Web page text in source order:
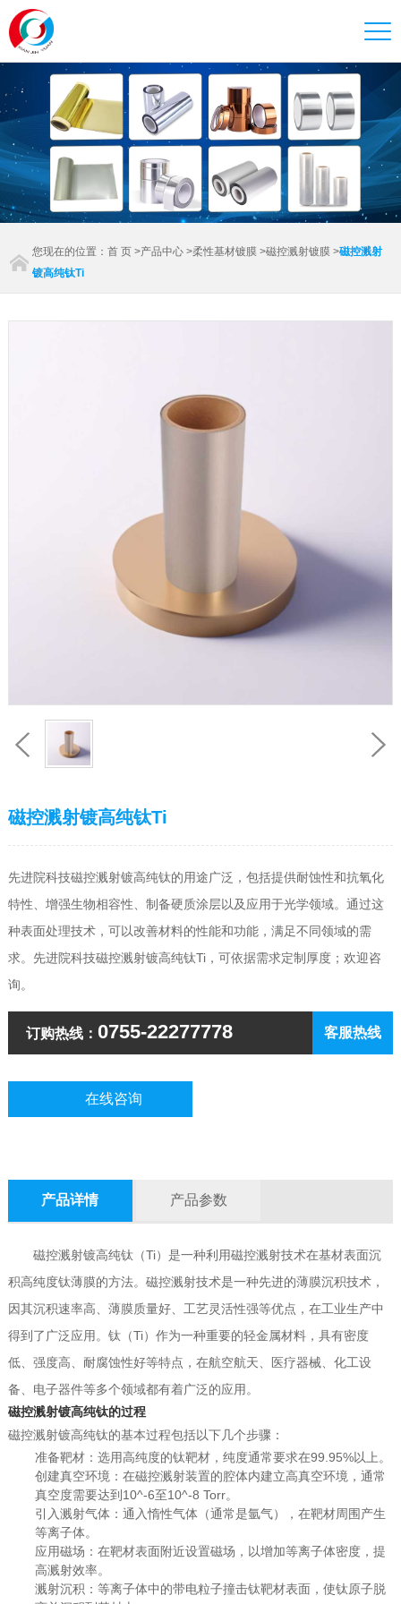
您现在的位置：首 页 >产品中心 >柔性基材镀膜 >磁控溅射镀膜 >磁控溅射
镀高纯钛Ti
磁控溅射镀高纯钛Ti
先进院科技磁控溅射镀高纯钛的用途广泛，包括提供耐蚀性和抗氧化
特性、增强生物相容性、制备硬质涂层以及应用于光学领域。通过这
种表面处理技术，可以改善材料的性能和功能，满足不同领域的需
求。 先进院科技磁控溅射镀高纯钛Ti，可依据需求定制厚度；欢迎咨
询。
客服热线
订购热线： 0755-22277778
在线咨询
产品详情 产品参数
磁控溅射镀高纯钛（Ti）是一种利用磁控溅射技术在基材表面沉
积高纯度钛薄膜的方法。磁控溅射技术是一种先进的薄膜沉积技术，
因其沉积速率高、薄膜质量好、工艺灵活性强等优点，在工业生产中
得到了广泛应用。钛（Ti）作为一种重要的轻金属材料，具有密度
低、强度高、耐腐蚀性好等特点，在航空航天、医疗器械、化工设
备、电子器件等多个领域都有着广泛的应用。
磁控溅射镀高纯钛的过程
磁控溅射镀高纯钛的基本过程包括以下几个步骤：
准备靶材：选用高纯度的钛靶材，纯度通常要求在99.95%以上。
创建真空环境：在磁控溅射装置的腔体内建立高真空环境，通常
真空度需要达到10^-6至10^-8 Torr。
引入溅射气体：通入惰性气体（通常是氩气），在靶材周围产生
等离子体。
应用磁场：在靶材表面附近设置磁场，以增加等离子体密度，提
高溅射效率。
溅射沉积：等离子体中的带电粒子撞击钛靶材表面，使钛原子脱